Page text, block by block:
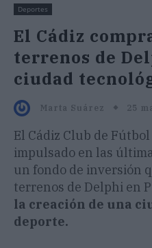
Deportes
El Cádiz
terrenos de
ciudad
Marta Suárez 25
El Cádiz Club de
impulsado en las
un fondo de inversión
terrenos de Delphi en
la creación de una
deporte.